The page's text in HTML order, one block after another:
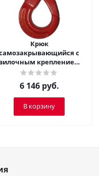
Крюк
с
креплением
TOR 12,5 т
6 146руб.
В корзину